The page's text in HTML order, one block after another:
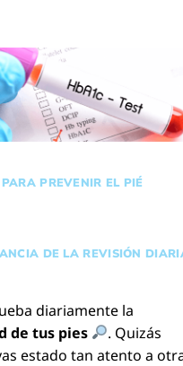
PREVENIR EL PIÉ
DE LA REVISIÓN
diariamente la
de tus pies
. Quizás
estado tan atento a